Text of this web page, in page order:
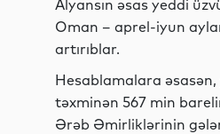
Alyansın əsas yeddi
Oman – aprel-iyun
artırıblar.
Hesablamalara
təxminən 567 min
Ərəb Əmirliklərinin gələn